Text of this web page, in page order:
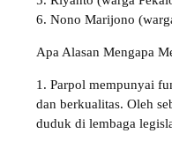
6. Nono Marijono
Apa Alasan Mengapa
1. Parpol mempunyai
dan berkualitas. Oleh
duduk di lembaga